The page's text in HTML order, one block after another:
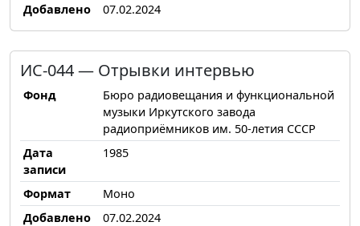
Добавлено
07.02.2024
ИС-044 — Отрывки интервью
Фонд
Бюро радиовещания и функциональной
музыки Иркутского завода
радиоприёмников им. 50-летия СССР
Дата
записи
1985
Формат
Моно
Добавлено
07.02.2024